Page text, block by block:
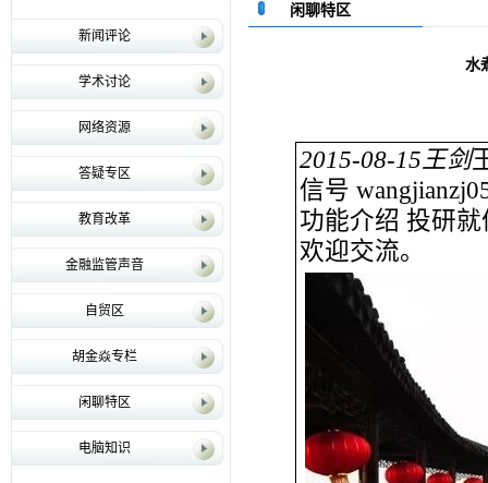
新闻评论
学术讨论
网络资源
答疑专区
教育改革
金融监管声音
自贸区
胡金焱专栏
闲聊特区
电脑知识
闲聊特区
水
2015-08-15王剑
信号
功能介绍 投研
欢迎交流。